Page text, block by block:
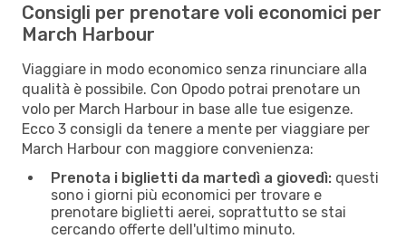
Consigli per prenotare voli economici per
March Harbour
Viaggiare in modo economico senza rinunciare alla
qualità è possibile. Con Opodo potrai prenotare un
volo per March Harbour in base alle tue esigenze.
Ecco 3 consigli da tenere a mente per viaggiare per
March Harbour con maggiore convenienza:
Prenota i biglietti da martedì a giovedì: questi
sono i giorni più economici per trovare e
prenotare biglietti aerei, soprattutto se stai
cercando offerte dell'ultimo minuto.